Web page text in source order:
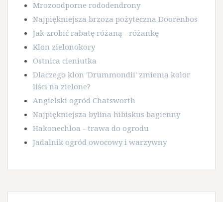
Mrozoodporne rododendrony
Najpiękniejsza brzoza pożyteczna Doorenbos
Jak zrobić rabatę różaną - różankę
Klon zielonokory
Ostnica cieniutka
Dlaczego klon 'Drummondii' zmienia kolor
liści na zielone?
Angielski ogród Chatsworth
Najpiękniejsza bylina hibiskus bagienny
Hakonechloa - trawa do ogrodu
Jadalnik ogród owocowy i warzywny